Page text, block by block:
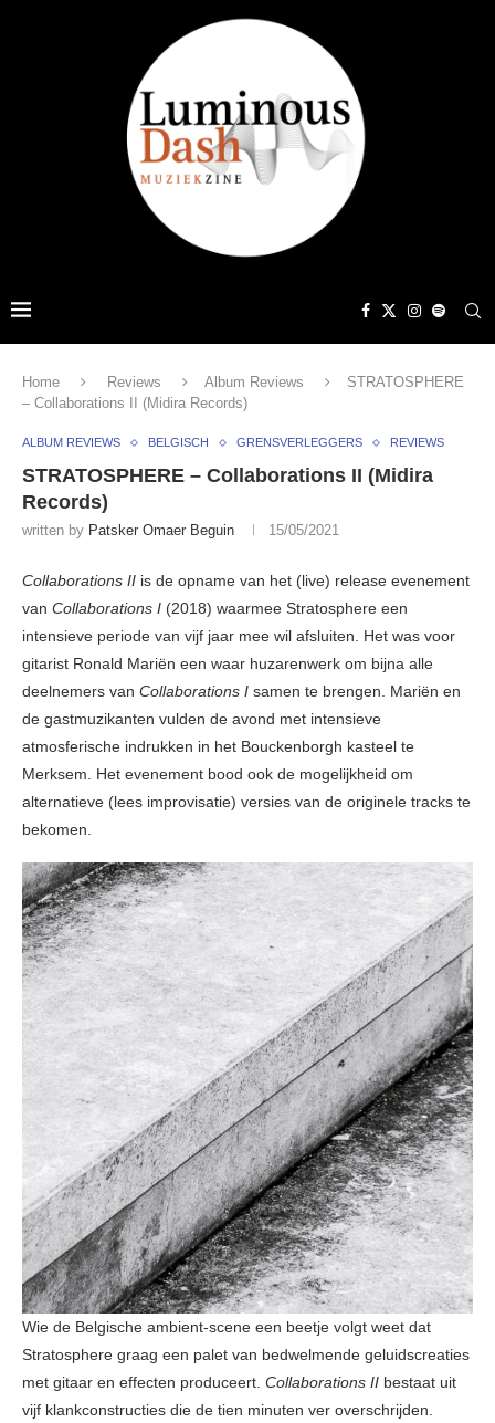
Home Reviews Album Reviews
STRATOSPHERE
– Collaborations II (Midira Records)
ALBUM REVIEWS BELGISCH GRENSVERLEGGERS REVIEWS
STRATOSPHERE – Collaborations II (Midira
Records)
written by Patsker Omaer Beguin 15/05/2021
Collaborations II is de opname van het (live) release evenement
van Collaborations I (2018) waarmee Stratosphere een
intensieve periode van vijf jaar mee wil afsluiten. Het was voor
gitarist Ronald Mariën een waar huzarenwerk om bijna alle
deelnemers van Collaborations I samen te brengen. Mariën en
de gastmuzikanten vulden de avond met intensieve
atmosferische indrukken in het Bouckenborgh kasteel te
Merksem. Het evenement bood ook de mogelijkheid om
alternatieve (lees improvisatie) versies van de originele tracks te
bekomen.
Wie de Belgische ambient-scene een beetje volgt weet dat
Stratosphere graag een palet van bedwelmende geluidscreaties
met gitaar en effecten produceert. Collaborations II bestaat uit
vijf klankconstructies die de tien minuten ver overschrijden.